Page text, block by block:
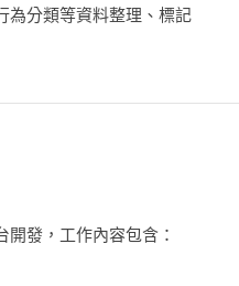
為分類等資料整理、標記
發，工作內容包含：